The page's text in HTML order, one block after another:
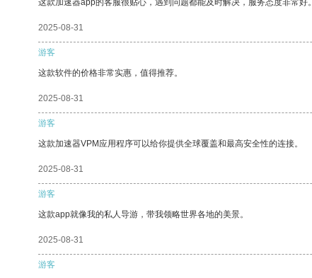
这款加速器app的客服很贴心，遇到问题都能及时解决，服务态度非常好。
2025-08-31
游客
这款软件的价格非常实惠，值得推荐。
2025-08-31
游客
这款加速器VPM应用程序可以给你提供全球覆盖和最高安全性的连接。
2025-08-31
游客
这款app就像我的私人导游，带我领略世界各地的美景。
2025-08-31
游客